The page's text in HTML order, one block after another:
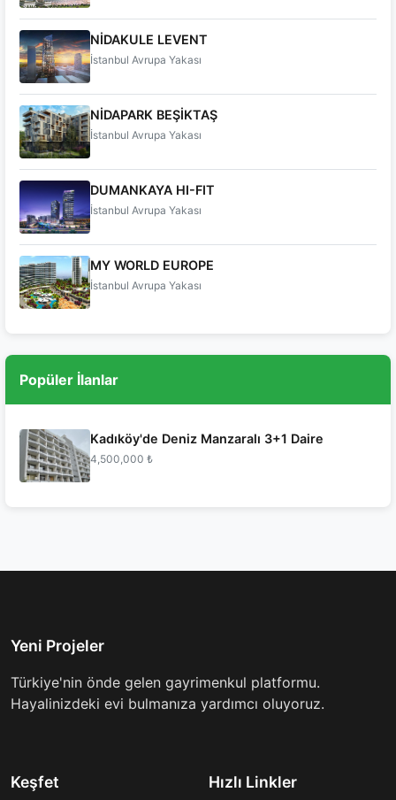
NİDAKULE LEVENT
İstanbul Avrupa Yakası
NİDAPARK BEŞİKTAŞ
İstanbul Avrupa Yakası
DUMANKAYA HI-FIT
İstanbul Avrupa Yakası
MY WORLD EUROPE
İstanbul Avrupa Yakası
Popüler İlanlar
Kadıköy'de Deniz Manzaralı 3+1 Daire
4,500,000 ₺
Yeni Projeler
Türkiye'nin önde gelen gayrimenkul platformu.
Hayalinizdeki evi bulmanıza yardımcı oluyoruz.
Keşfet Hızlı Linkler